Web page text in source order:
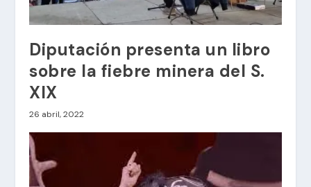
Diputación presenta un libro
sobre la fiebre minera del S.
XIX
26 abril, 2022